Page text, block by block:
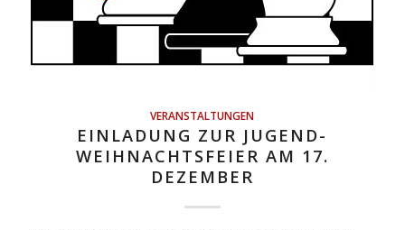
VERANSTALTUNGEN
EINLADUNG ZUR JUGEND-
WEIHNACHTSFEIER AM 17.
DEZEMBER